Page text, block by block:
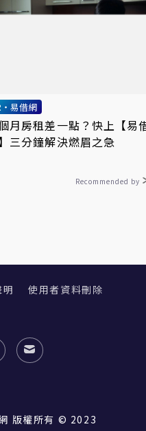
・易借網
月房租差一點？快上【易
三分鐘解決燃眉之急
Recommended by
使用者資料刪除
版權所有 © 2023